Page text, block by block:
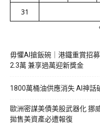
31
毋懼AI搶飯碗｜港鐵重賞招
2.3萬 兼享過萬迎新獎金
1800萬桶油供應消失 AI神話
歐洲密謀美債美股武器化 挪
拋售美資產必遭報復